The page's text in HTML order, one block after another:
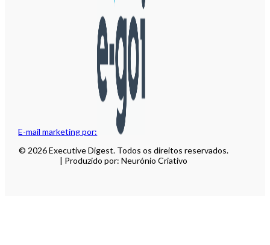
E-mail marketing por:
© 2026 Executive Digest. Todos os direitos reservados.
| Produzido por: Neurónio Criativo